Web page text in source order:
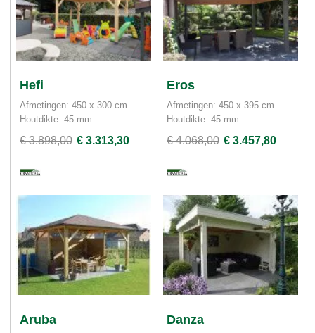
Hefi
Afmetingen: 450 x 300 cm
Houtdikte: 45 mm
€ 3.898,00 € 3.313,30
Eros
Afmetingen: 450 x 395 cm
Houtdikte: 45 mm
€ 4.068,00 € 3.457,80
Aruba Danza